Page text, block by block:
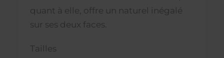
quant à elle, offre un naturel inégalé
sur ses deux faces.
Tailles